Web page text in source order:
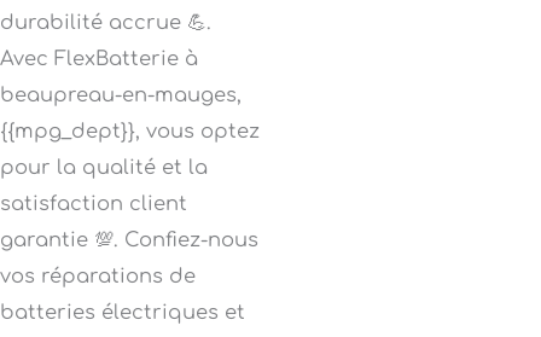
durabilité accrue 💪.
Avec FlexBatterie à
beaupreau-en-mauges,
{{mpg_dept}}, vous optez
pour la qualité et la
satisfaction client
garantie 💯. Confiez-nous
vos réparations de
batteries électriques et